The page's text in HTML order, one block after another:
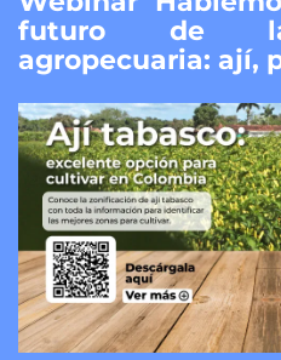
futuro de la
agropecuaria: ají,